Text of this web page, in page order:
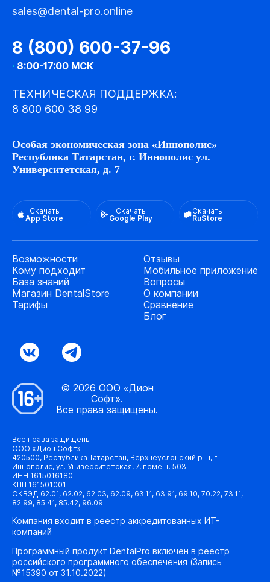
sales@dental-pro.online
8 (800) 600-37-96
· 8:00-17:00 МСК
ТЕХНИЧЕСКАЯ ПОДДЕРЖКА:
8 800 600 38 99
Особая экономическая зона «Иннополис»
Республика Татарстан, г. Иннополис ул.
Университетская, д. 7
Скачать
App Store
Скачать
Google Play
Скачать
RuStore
Возможности
Кому подходит
База знаний
Магазин DentalStore
Тарифы
Отзывы
Мобильное приложение
Вопросы
О компании
Сравнение
Блог
© 2026 ООО «Дион
Софт».
Все права защищены.
Все права защищены.
ООО «Дион Софт»
420500, Республика Татарстан, Верхнеуслонский р-н, г.
Иннополис, ул. Университетская, 7, помещ. 503
ИНН 1615016180
КПП 161501001
ОКВЭД 62.01, 62.02, 62.03, 62.09, 63.11, 63.91, 69.10, 70.22, 73.11,
82.99, 85.41, 85.42, 96.09
Компания входит в реестр аккредитованных ИТ-
компаний
Программный продукт DentalPro включен в реестр
российского программного обеспечения (Запись
№15390 от 31.10.2022)